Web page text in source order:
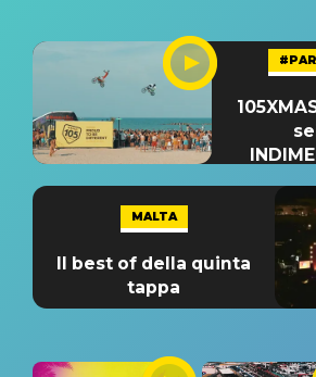
MALTA
Il best of della quinta
tappa